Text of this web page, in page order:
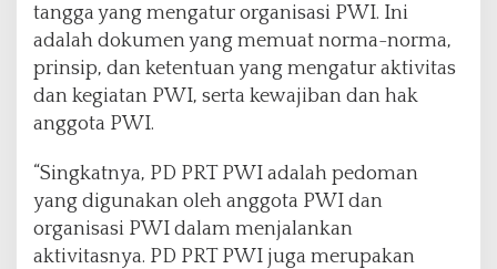
tangga yang mengatur organisasi PWI. Ini
adalah dokumen yang memuat norma-norma,
prinsip, dan ketentuan yang mengatur aktivitas
dan kegiatan PWI, serta kewajiban dan hak
anggota PWI.
“Singkatnya, PD PRT PWI adalah pedoman
yang digunakan oleh anggota PWI dan
organisasi PWI dalam menjalankan
aktivitasnya. PD PRT PWI juga merupakan